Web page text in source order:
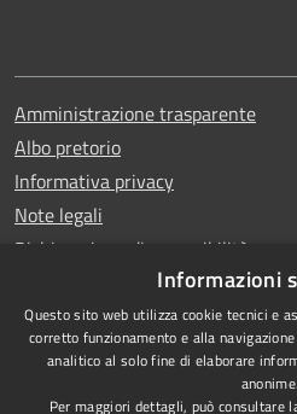
Amministrazione trasparente
Albo pretorio
Informativa privacy
Note legali
Dichiarazione di accessibilità
RSS
Accessibilità
Informazioni
Questo sito web utilizza cookie tecnici e
corretto funzionamento e alla
analitico al solo fine di elaborare
anonime.
Per maggiori dettagli, può consultare